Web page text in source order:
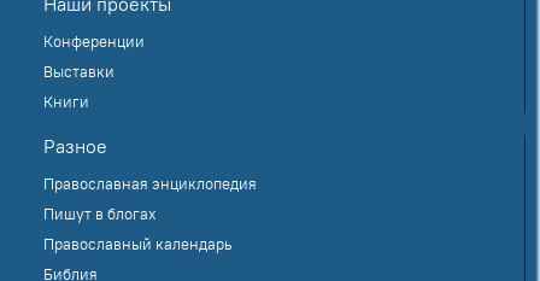
Конференции
Выставки
Книги
Разное
Православная энциклопедия
Пишут в блогах
Православный календарь
Библия